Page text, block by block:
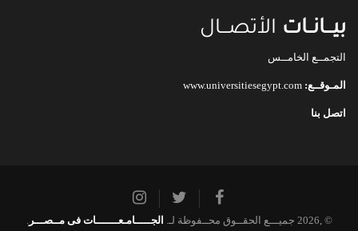
بيـــانــات الأتصـــال
التجمــع الخامــس
المـوقــع:
اتصل بنا
© ,2026 جميـــع الحقــوق محــفوظة لـ. الجـــــامـعـــــــات فى مــصـــر